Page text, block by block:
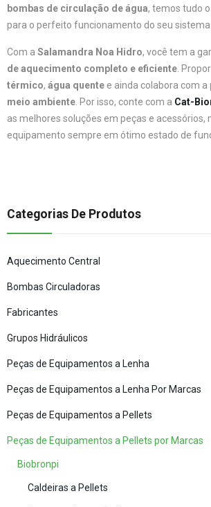
bombas de circulação de água, temos tudo
para o perfeito funcionamento do seu
Com a Salamandra Noa Hidro, você tem a
de aquecimento completo e eficiente.
térmico, água quente e ainda colabora com a
meio ambiente. Por isso, conte com a Cat-
as melhores soluções em peças e acessórios,
equipamento sempre em ótimo estado de
Categorias De Produtos
Aquecimento Central
Bombas Circuladoras
Fabricantes
Grupos Hidráulicos
Peças de Equipamentos a Lenha
Peças de Equipamentos a Lenha Por Marcas
Peças de Equipamentos a Pellets
Peças de Equipamentos a Pellets por Marcas
Biobronpi
Caldeiras a Pellets